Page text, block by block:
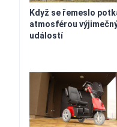
Když se řemeslo
atmosférou
událostí